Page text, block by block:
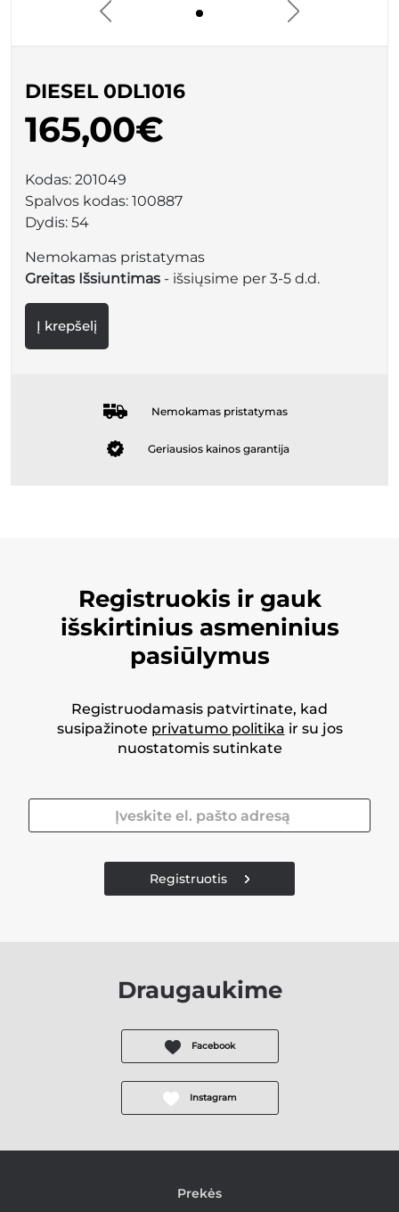
DIESEL 0DL1016
165,00€
Kodas: 201049
Spalvos kodas: 100887
Dydis: 54
Nemokamas pristatymas
Greitas Išsiuntimas - išsiųsime per 3-5 d.d.
Į krepšelį
Nemokamas pristatymas
Geriausios kainos garantija
Registruokis ir gauk
išskirtinius asmeninius
pasiūlymus
Registruodamasis patvirtinate, kad
susipažinote privatumo politika ir su jos
nuostatomis sutinkate
Registruotis
Draugaukime
Facebook
Instagram
Prekės